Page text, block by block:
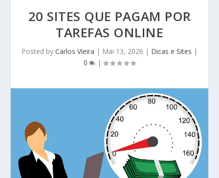
20 SITES QUE PAGAM POR
TAREFAS ONLINE
Posted by Carlos Vieira | Mai 13, 2026 | Dicas e Sites |
0
|